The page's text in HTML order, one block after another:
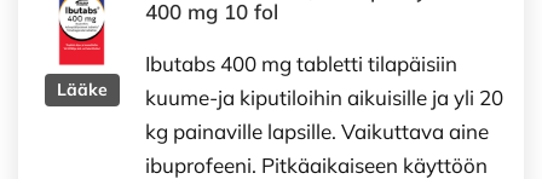
Lääke
400 mg 10 fol
Ibutabs 400 mg tabletti tilapäisiin
kuume-ja kiputiloihin aikuisille ja yli 20
kg painaville lapsille. Vaikuttava aine
ibuprofeeni. Pitkäaikaiseen käyttöön